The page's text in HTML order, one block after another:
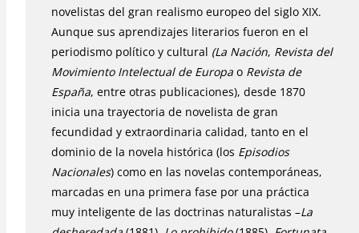
novelistas del gran realismo europeo del siglo XIX.
Aunque sus aprendizajes literarios fueron en el
periodismo político y cultural (La Nación, Revista del
Movimiento Intelectual de Europa o Revista de
España, entre otras publicaciones), desde 1870
inicia una trayectoria de novelista de gran
fecundidad y extraordinaria calidad, tanto en el
dominio de la novela histórica (los Episodios
Nacionales) como en las novelas contemporáneas,
marcadas en una primera fase por una práctica
muy inteligente de las doctrinas naturalistas –La